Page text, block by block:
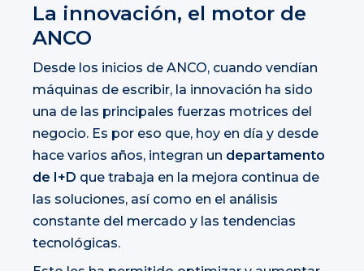
La innovación, el motor de
ANCO
Desde los inicios de ANCO, cuando vendían
máquinas de escribir, la innovación ha sido
una de las principales fuerzas motrices del
negocio. Es por eso que, hoy en día y desde
hace varios años, integran un departamento
de I+D que trabaja en la mejora continua de
las soluciones, así como en el análisis
constante del mercado y las tendencias
tecnológicas.